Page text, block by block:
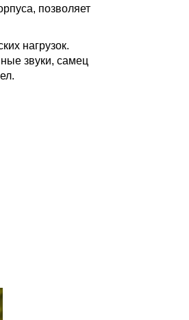
позволяет
нагрузок.
звуки, самец